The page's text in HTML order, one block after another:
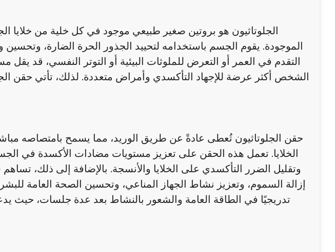
الجلوتاثيون هو بروتين صغير طبيعي موجود في كل خلية من خلايا
الموجودة. يقوم الجسم باستخدامه لتحييد الجذور الحرة الضارة، وتحسين
التقدم في العمر أو التعرض للملوثات البيئية أو التوتر النفسي، قد
الشخص أكثر عرضة للإجهاد التأكسدي وأمراض متعددة. لذلك، تأتي حقن
حقن الجلوتاثيون تُعطى عادةً عن طريق الوريد، مما يسمح بامتصاصه
الخلايا. تعمل هذه الحقن على تعزيز مستويات مضادات الأكسدة في
وتقليل الضرر التأكسدي على الخلايا والأنسجة. بالإضافة إلى ذلك،
إزالة السموم، وتعزيز نشاط الجهاز المناعي، وتحسين الصحة العامة
تدريجيًا في الطاقة العامة والشعور بالنشاط بعد عدة جلسات، حيث